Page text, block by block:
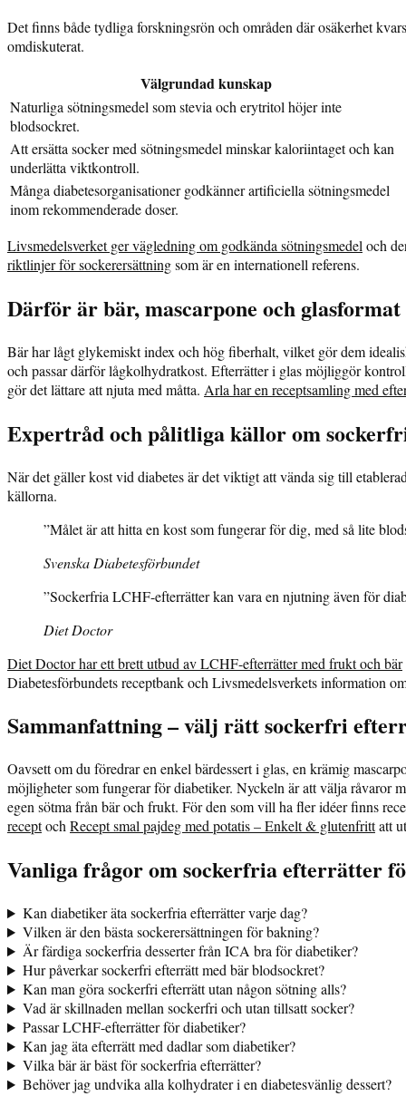
Det finns både tydliga forskningsrön och områden där osäkerhet
omdiskuterat.
Välgrundad kunskap
Naturliga sötningsmedel som stevia och erytritol höjer inte
blodsockret.
Att ersätta socker med sötningsmedel minskar kaloriintaget och kan
underlätta viktkontroll.
Många diabetesorganisationer godkänner artificiella sötningsmedel
inom rekommenderade doser.
Livsmedelsverket ger vägledning om godkända sötningsmedel och
riktlinjer för sockerersättningsom är en internationell referens.
Därför är bär, mascarpone och
Bär har lågt glykemiskt index och hög fiberhalt, vilket gör dem
och passar därför lågkolhydratkost. Efterrätter i glas möjliggör
gör det lättare att njuta med måtta. Arla har en receptsamling med
Expertråd och pålitliga källor om
När det gäller kost vid diabetes är det viktigt att vända sig till
källorna.
”Målet är att hitta en kost som fungerar för dig, med så lite
Svenska Diabetesförbundet
”Sockerfria LCHF-efterrätter kan vara en njutning även för
Diet Doctor
Diet Doctor har ett brett utbud av LCHF-efterrätter med frukt och bär
Diabetesförbundets receptbank och Livsmedelsverkets information
Sammanfattning – välj rätt sockerfri
Oavsett om du föredrar en enkel bärdessert i glas, en krämig
möjligheter som fungerar för diabetiker. Nyckeln är att välja råvaror
egen sötma från bär och frukt. För den som vill ha fler idéer finns
receptochRecept smal pajdeg med potatis – Enkelt & glutenfrittatt
Vanliga frågor om sockerfria efterrätter
Kan diabetiker äta sockerfria efterrätter varje dag?
Vilken är den bästa sockerersättningen för bakning?
Är färdiga sockerfria desserter från ICA bra för diabetiker?
Hur påverkar sockerfri efterrätt med bär blodsockret?
Kan man göra sockerfri efterrätt utan någon sötning alls?
Vad är skillnaden mellan sockerfri och utan tillsatt socker?
Passar LCHF-efterrätter för diabetiker?
Kan jag äta efterrätt med dadlar som diabetiker?
Vilka bär är bäst för sockerfria efterrätter?
Behöver jag undvika alla kolhydrater i en diabetesvänlig dessert?